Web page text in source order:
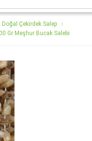
Doğal Çekirdek Salep
Gr Meşhur Bucak Salebi